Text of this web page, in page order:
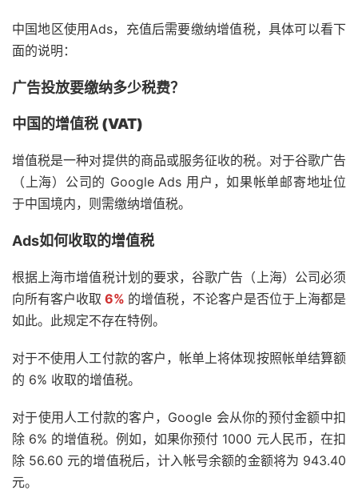
中国地区使用Ads，充值后需要缴纳增值税，具体可以看下
面的说明：
广告投放要缴纳多少税费？
中国的增值税 (VAT)
增值税是一种对提供的商品或服务征收的税。对于谷歌广告
（上海）公司的 Google Ads 用户，如果帐单邮寄地址位
于中国境内，则需缴纳增值税。
Ads如何收取的增值税
根据上海市增值税计划的要求，谷歌广告（上海）公司必须
向所有客户收取 6% 的增值税，不论客户是否位于上海都是
如此。此规定不存在特例。
对于不使用人工付款的客户，帐单上将体现按照帐单结算额
的 6% 收取的增值税。
对于使用人工付款的客户，Google 会从你的预付金额中扣
除 6% 的增值税。例如，如果你预付 1000 元人民币，在扣
除 56.60 元的增值税后，计入帐号余额的金额将为 943.40
元。